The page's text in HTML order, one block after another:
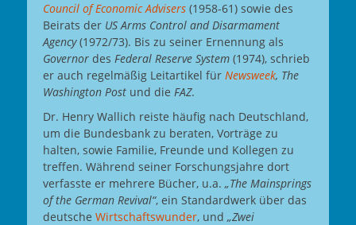
Council of Economic Advisers (1958-61) sowie des
Beirats der US Arms Control and Disarmament
Agency(1972/73). Bis zu seiner Ernennung als
Governor des Federal Reserve System (1974), schrieb
er auch regelmäßig Leitartikel für Newsweek, The
Washington Post und die FAZ.
Dr. Henry Wallich reiste häufig nach Deutschland,
um die Bundesbank zu beraten, Vorträge zu
halten, sowie Familie, Freunde und Kollegen zu
treffen. Während seiner Forschungsjahre dort
verfasste er mehrere Bücher, u.a. „The Mainsprings
of the German Revival“, ein Standardwerk über das
deutsche Wirtschaftswunder, und „Zwei